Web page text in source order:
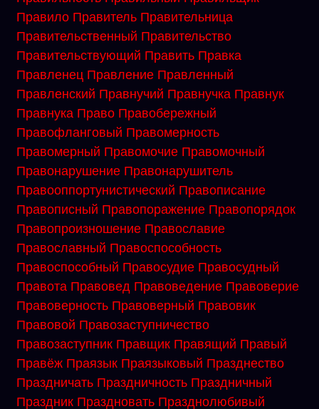
Правило Правитель Правительница
Правительственный Правительство
Правительствующий Править Правка
Правленец Правление Правленный
Правленский Правнучий Правнучка Правнук
Правнука Право Правобережный
Правофланговый Правомерность
Правомерный Правомочие Правомочный
Правонарушение Правонарушитель
Правооппортунистический Правописание
Правописный Правопоражение Правопорядок
Правопроизношение Православие
Православный Правоспособность
Правоспособный Правосудие Правосудный
Правота Правовед Правоведение Правоверие
Правоверность Правоверный Правовик
Правовой Правозаступничество
Правозаступник Правщик Правящий Правый
Правёж Праязык Праязыковый Празднество
Праздничать Праздничность Праздничный
Праздник Праздновать Празднолюбивый